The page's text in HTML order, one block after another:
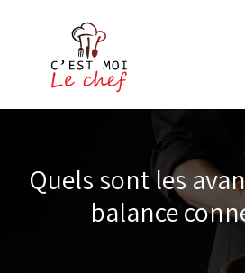
Quels sont les
balance